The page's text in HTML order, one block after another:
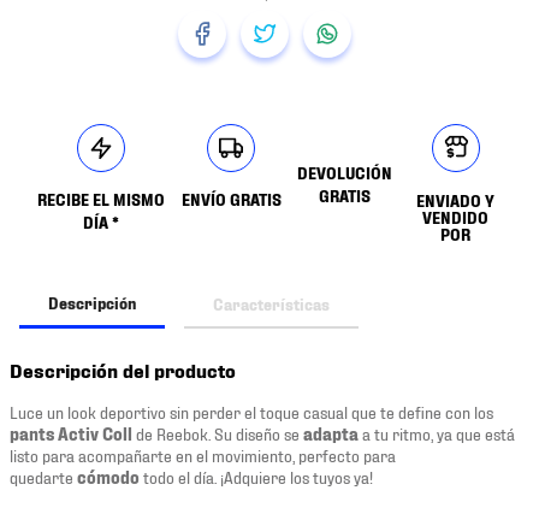
RECIBE EL MISMO
DÍA *
ENVÍO GRATIS
DEVOLUCIÓN
GRATIS
ENVIADO Y
VENDIDO
POR
Descripción Características
Descripción del producto
Luce un look deportivo sin perder el toque casual que te define con los
pantsActiv Coll de Reebok. Su diseño se adapta a tu ritmo, ya que está
listo para acompañarte en el movimiento, perfecto para
quedarte cómodo todo el día. ¡Adquiere los tuyos ya!